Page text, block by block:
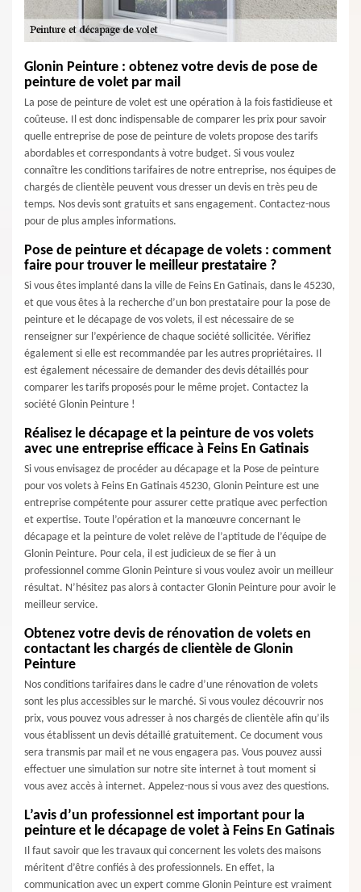
Glonin Peinture : obtenez votre devis de pose de
peinture de volet par mail
La pose de peinture de volet est une opération à la fois fastidieuse et
coûteuse. Il est donc indispensable de comparer les prix pour savoir
quelle entreprise de pose de peinture de volets propose des tarifs
abordables et correspondants à votre budget. Si vous voulez
connaître les conditions tarifaires de notre entreprise, nos équipes de
chargés de clientèle peuvent vous dresser un devis en très peu de
temps. Nos devis sont gratuits et sans engagement. Contactez-nous
pour de plus amples informations.
Pose de peinture et décapage de volets : comment
faire pour trouver le meilleur prestataire ?
Si vous êtes implanté dans la ville de Feins En Gatinais, dans le 45230,
et que vous êtes à la recherche d’un bon prestataire pour la pose de
peinture et le décapage de vos volets, il est nécessaire de se
renseigner sur l’expérience de chaque société sollicitée. Vérifiez
également si elle est recommandée par les autres propriétaires. Il
est également nécessaire de demander des devis détaillés pour
comparer les tarifs proposés pour le même projet. Contactez la
société Glonin Peinture !
Réalisez le décapage et la peinture de vos volets
avec une entreprise efficace à Feins En Gatinais
Si vous envisagez de procéder au décapage et la Pose de peinture
pour vos volets à Feins En Gatinais 45230, Glonin Peinture est une
entreprise compétente pour assurer cette pratique avec perfection
et expertise. Toute l’opération et la manœuvre concernant le
décapage et la peinture de volet relève de l’aptitude de l’équipe de
Glonin Peinture. Pour cela, il est judicieux de se fier à un
professionnel comme Glonin Peinture si vous voulez avoir un meilleur
résultat. N’hésitez pas alors à contacter Glonin Peinture pour avoir le
meilleur service.
Obtenez votre devis de rénovation de volets en
contactant les chargés de clientèle de Glonin
Peinture
Nos conditions tarifaires dans le cadre d’une rénovation de volets
sont les plus accessibles sur le marché. Si vous voulez découvrir nos
prix, vous pouvez vous adresser à nos chargés de clientèle afin qu’ils
vous établissent un devis détaillé gratuitement. Ce document vous
sera transmis par mail et ne vous engagera pas. Vous pouvez aussi
effectuer une simulation sur notre site internet à tout moment si
vous avez accès à internet. Appelez-nous si vous avez des questions.
L’avis d’un professionnel est important pour la
peinture et le décapage de volet à Feins En Gatinais
Il faut savoir que les travaux qui concernent les volets des maisons
méritent d’être confiés à des professionnels. En effet, la
communication avec un expert comme Glonin Peinture est vraiment